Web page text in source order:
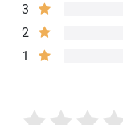
3
2
1